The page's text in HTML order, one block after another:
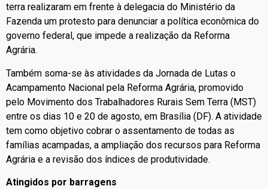
terra realizaram em frente à delegacia do Ministério da
Fazenda um protesto para denunciar a política econômica do
governo federal, que impede a realização da Reforma
Agrária.
Também soma-se às atividades da Jornada de Lutas o
Acampamento Nacional pela Reforma Agrária, promovido
pelo Movimento dos Trabalhadores Rurais Sem Terra (MST)
entre os dias 10 e 20 de agosto, em Brasília (DF). A atividade
tem como objetivo cobrar o assentamento de todas as
famílias acampadas, a ampliação dos recursos para Reforma
Agrária e a revisão dos índices de produtividade.
Atingidos por barragens